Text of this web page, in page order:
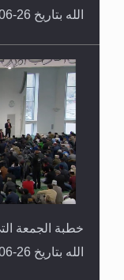
الله بتاريخ 26-06-2026
خطبة الجمعة
الله بتاريخ 26-06-2026